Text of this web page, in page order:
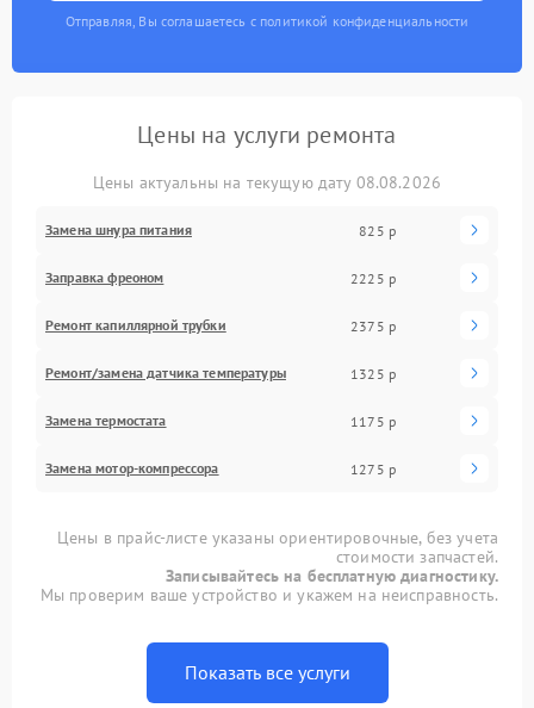
Отправляя, Вы соглашаетесь с политикой конфиденциальности
Цены на услуги ремонта
Цены актуальны на текущую дату 08.08.2026
Замена шнура питания 825 р
Заправка фреоном 2225 р
Ремонт капиллярной трубки 2375 р
Ремонт/замена датчика температуры 1325 р
Замена термостата 1175 р
Замена мотор-компрессора 1275 р
Цены в прайс-листе указаны ориентировочные, без учета
стоимости запчастей.
Записывайтесь на бесплатную диагностику.
Мы проверим ваше устройство и укажем на неисправность.
Показать все услуги